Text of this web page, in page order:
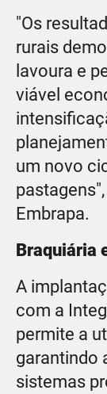
"Os
rurais
lavoura e
viável
um novo
Embrapa.
Braquiária
A
com a
permite a
garantindo
sistemas